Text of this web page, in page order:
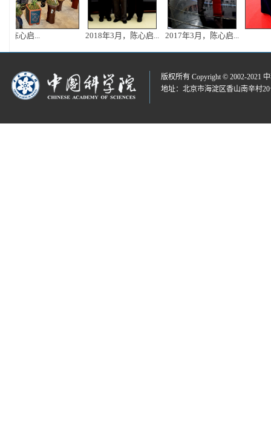
心启... 2018年3月，陈心启... 2017年3月，陈心启...
版权所有 Copyright © 2002-2021
地址：北京市海淀区香山南辛村